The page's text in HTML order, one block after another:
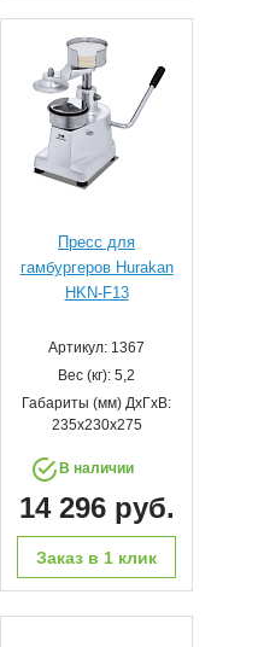
Пресс для
гамбургеров Hurakan
HKN-F13
Артикул: 1367
Вес (кг): 5,2
Габариты (мм) ДхГхВ:
235х230х275
В наличии
14 296 руб.
Заказ в 1 клик